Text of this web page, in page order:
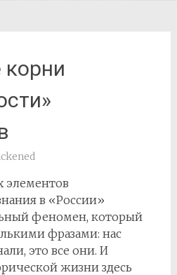
элементов
в «России»
феномен, который
фразами: нас
это все они. И
жизни здесь